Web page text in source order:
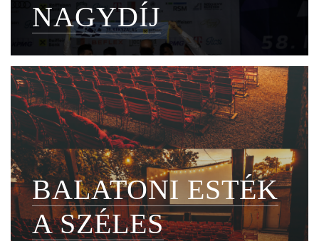
NAGYDÍJ
BALATONI ESTÉK
A SZÉLES